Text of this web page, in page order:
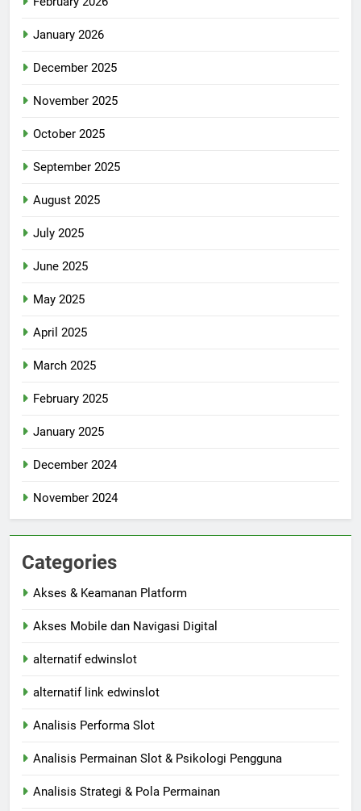
January 2026
December 2025
November 2025
October 2025
September 2025
August 2025
July 2025
June 2025
May 2025
April 2025
March 2025
February 2025
January 2025
December 2024
November 2024
Categories
Akses & Keamanan Platform
Akses Mobile dan Navigasi Digital
alternatif edwinslot
alternatif link edwinslot
Analisis Performa Slot
Analisis Permainan Slot & Psikologi Pengguna
Analisis Strategi & Pola Permainan